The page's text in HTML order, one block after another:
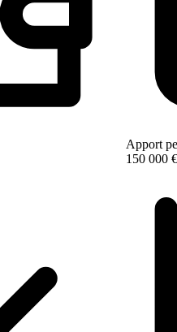
Apport
150 000 €